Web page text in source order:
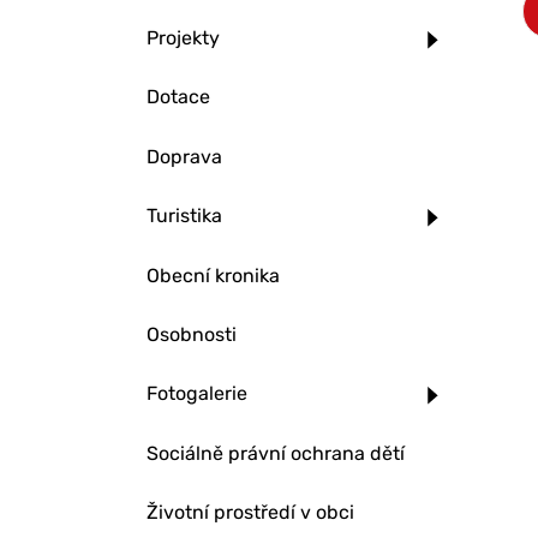
Projekty
Dotace
Doprava
Turistika
Obecní kronika
Osobnosti
Fotogalerie
Sociálně právní ochrana dětí
Životní prostředí v obci